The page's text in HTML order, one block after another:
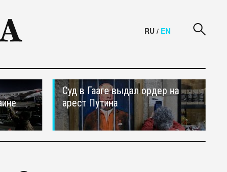
RU / EN
Суд в Гааге выдал ордер на
арест Путина